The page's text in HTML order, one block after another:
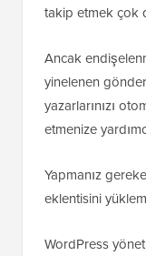
takip etmek çok
Ancak
yinelenen
yazarlarınızı
etmenize
Yapmanız
eklentisini
WordPress